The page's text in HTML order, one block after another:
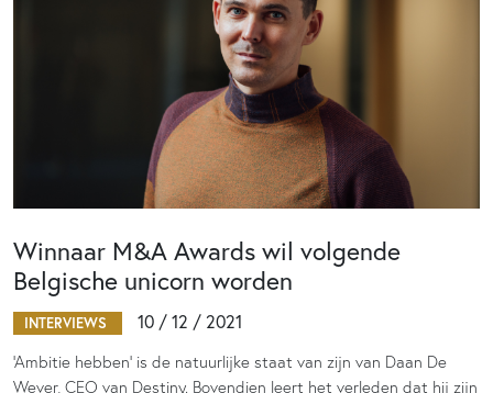
Winnaar M&A Awards wil volgende
Belgische unicorn worden
INTERVIEWS 10 / 12 / 2021
‘Ambitie hebben’ is de natuurlijke staat van zijn van Daan De
Wever, CEO van Destiny. Bovendien leert het verleden dat hij zijn